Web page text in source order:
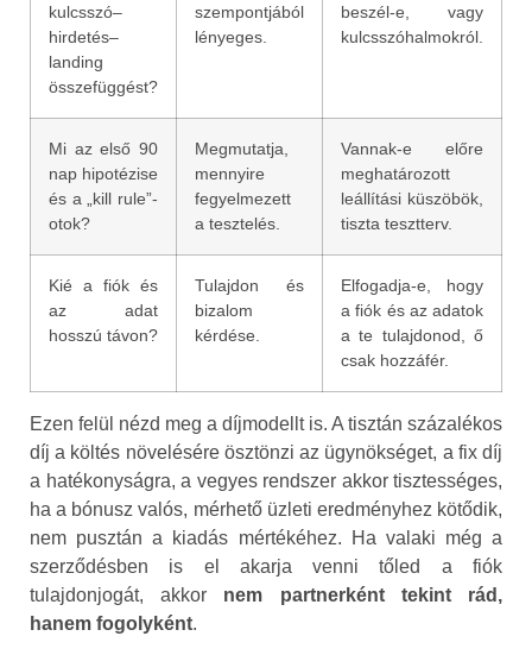
kulcsszó–
hirdetés–
landing
összefüggést?
szempontjából
lényeges.
beszél-e, vagy
kulcsszóhalmokról.
Mi az első 90
nap hipotézise
és a „kill rule”-
otok?
Megmutatja,
mennyire
fegyelmezett
a tesztelés.
Vannak-e előre
meghatározott
leállítási küszöbök,
tiszta tesztterv.
Kié a fiók és
az adat
hosszú távon?
Tulajdon és
bizalom
kérdése.
Elfogadja-e, hogy
a fiók és az adatok
a te tulajdonod, ő
csak hozzáfér.
Ezen felül nézd meg a díjmodellt is. A tisztán százalékos
díj a költés növelésére ösztönzi az ügynökséget, a fix díj
a hatékonyságra, a vegyes rendszer akkor tisztességes,
ha a bónusz valós, mérhető üzleti eredményhez kötődik,
nem pusztán a kiadás mértékéhez. Ha valaki még a
szerződésben is el akarja venni tőled a fiók
tulajdonjogát, akkor nem partnerként tekint rád,
hanem fogolyként.